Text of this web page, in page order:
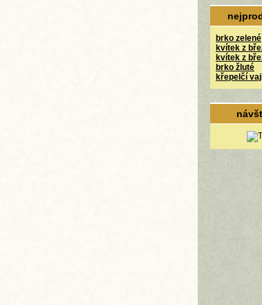
brko zelené
kvítek z
kvítek z
brko žluté
křepelčí